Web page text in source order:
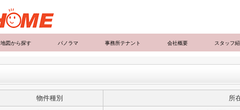
地図から探す パノラマ 事務所テナント 会社概要 スタッフ
物件種別 所